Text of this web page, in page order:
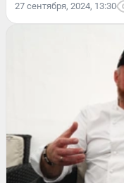
27 сентября, 2024, 13:30